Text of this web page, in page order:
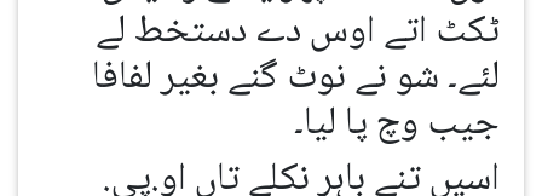
ٹکٹ اتے اوس دے دستخط لے
لئے۔ شو نے نوٹ گنے بغیر لفافا
جیب وچ پا لیا۔
اسیں تنے باہر نکلے تاں او.پی.